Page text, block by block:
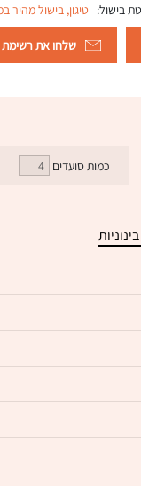
בישול: טיגון, בישול מהיר
שלחו את רשימת
כמות סועדים